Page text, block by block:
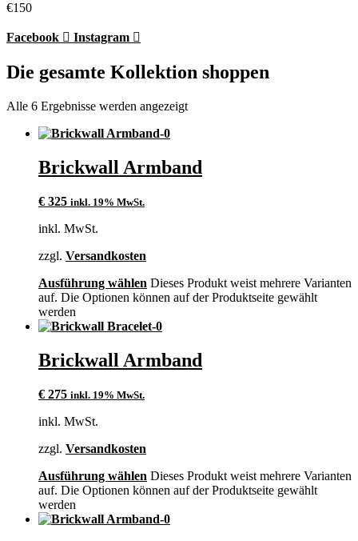
€150
Facebook Instagram
Die gesamte Kollektion shoppen
Alle 6 Ergebnisse werden angezeigt
Brickwall Armband
€ 325 inkl. 19% MwSt.
inkl. MwSt.
zzgl. Versandkosten
Ausführung wählen Dieses Produkt weist mehrere Varianten
auf. Die Optionen können auf der Produktseite gewählt
werden
Brickwall Armband
€ 275 inkl. 19% MwSt.
inkl. MwSt.
zzgl. Versandkosten
Ausführung wählen Dieses Produkt weist mehrere Varianten
auf. Die Optionen können auf der Produktseite gewählt
werden